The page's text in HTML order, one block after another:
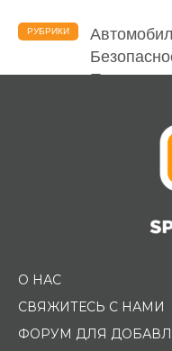
РУБРИКИ
Помощь
О НАС
СВЯЖИТЕСЬ С НАМИ
ФОРУМ ДЛЯ